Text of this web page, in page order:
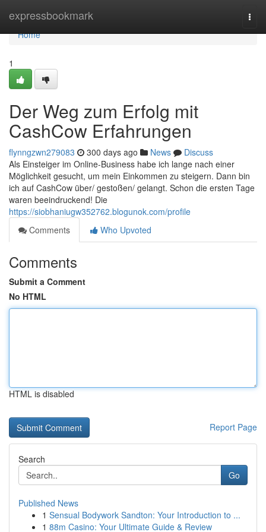
expressbookmark
Home
Home
1
Der Weg zum Erfolg mit
CashCow Erfahrungen
flynngzwn279083 300 days ago News
Discuss
Als Einsteiger im Online-Business habe ich lange nach einer
Möglichkeit gesucht, um mein Einkommen zu steigern. Dann bin
ich auf CashCow über/ gestoßen/ gelangt. Schon die ersten Tage
waren beeindruckend! Die
https://siobhaniugw352762.blogunok.com/profile
Comments
Who Upvoted
Comments
Submit a Comment
No HTML
HTML is disabled
Report Page
Search
Go
Published News
1 Sensual Bodywork Sandton: Your Introduction to ...
1 88m Casino: Your Ultimate Guide & Review